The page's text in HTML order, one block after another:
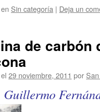
Sin categoría | Deja un
de carbón
29 noviembre, 2011 por